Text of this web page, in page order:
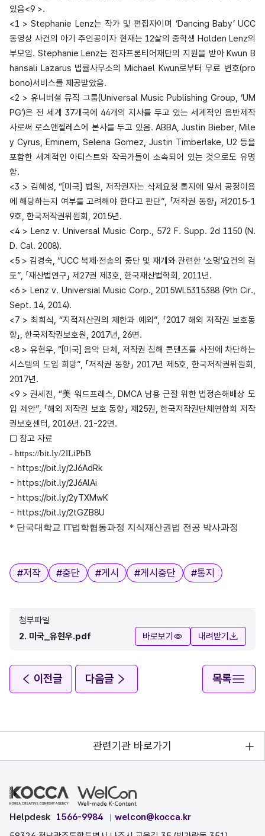
있음<9 >.
<1 > Stephanie Lenz는 작가 및 편집자이며 ‘Dancing Baby’ UCC
동영상 사건의 아기 주인공이자 현재는 12살의 중학생 Holden Lenz의
부모임. Stephanie Lenz는 전자프론티어재단의 지원을 받아 Kwun B
hansali Lazarus 법률사무소의 Michael Kwun로부터 무료 변호(pro
bono)서비스를 제공받았음.
<2 > 유니버셜 뮤직 그룹(Universal Music Publishing Group, ‘UM
PG’)은 전 세계 37개국에 44개의 지사를 두고 있는 세계적인 음반제작
사로써 로스앤젤레스에 본사를 두고 있음. ABBA, Justin Bieber, Mile
y Cyrus, Eminem, Selena Gomez, Justin Timberlake, U2 등을
포함한 세계적인 아티스트와 작곡가들이 소속되어 있는 것으로도 유명
함.
<3 > 김혜성, “[미국] 법원, 저작권자는 삭제요청 통지에 앞서 공정이용
에 해당하는지 여부를 고려해야 한다고 판단”, 「저작권 동향」 제2015-1
9호, 한국저작권위원회, 2015년.
<4 > Lenz v. Universal Music Corp., 572 F. Supp. 2d 1150 (N.
D. Cal. 2008).
<5 > 김경숙, “UCC 복제·전송의 중단 및 재개와 관련한 ‘소명’요건의 검
토”, 「재산법연구」 제27권 제3호, 한국재산법학회, 2011년.
<6 > Lenz v. Universial Music Corp., 2015WL5315388 (9th Cir.,
Sept. 14, 2014).
<7 > 최희식, “지적재산권의 제한과 예외”, 「2017 해외 저작권 보호동
향」, 한국저작권보호원, 2017년, 26면.
<8 > 유현우, “[미국] 음악 단체, 저작권 침해 콘텐츠를 사전에 차단하는
시스템의 도입 희망”, 「저작권 동향」 2017년 제5호, 한국저작권위원회,
2017년.
<9 > 권세진, “美 워드프레스, DMCA 남용 근절 위한 법정손해배상 도
입 제안”, 「해외 저작권 보호 동향」 제25권, 한국저작권단체연합회 저작
권보호센터, 2016년. 21-22면.
□ 참고 자료
- https://bit.ly/2lLiPbB
- https://bit.ly/2J6AdRk
- https://bit.ly/2J6AlAi
- https://bit.ly/2yTXMwK
- https://bit.ly/2tGZB8U
* 단국대학교 IT법학협동과정 지식재산권법 전공 박사과정
태그
#저작 #중단 #게시 #게시중단 #통지
첨부파일
2. 미국_유현우.pdf
바로보기 내려받기
이전글 다음글 목록
관련기관 바로가기
Helpdesk 1566-9984
welcon@kocca.kr